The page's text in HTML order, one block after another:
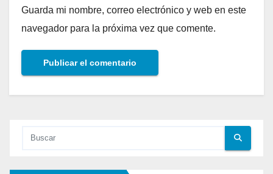
Guarda mi nombre, correo electrónico y web en este
navegador para la próxima vez que comente.